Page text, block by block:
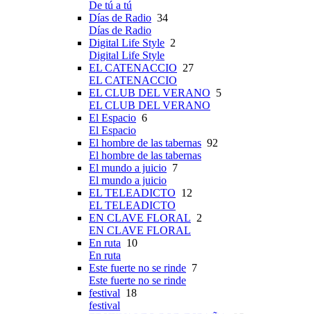
De tú a tú
Días de Radio 34
Días de Radio
Digital Life Style 2
Digital Life Style
EL CATENACCIO 27
EL CATENACCIO
EL CLUB DEL VERANO 5
EL CLUB DEL VERANO
El Espacio 6
El Espacio
El hombre de las tabernas 92
El hombre de las tabernas
El mundo a juicio 7
El mundo a juicio
EL TELEADICTO 12
EL TELEADICTO
EN CLAVE FLORAL 2
EN CLAVE FLORAL
En ruta 10
En ruta
Este fuerte no se rinde 7
Este fuerte no se rinde
festival 18
festival